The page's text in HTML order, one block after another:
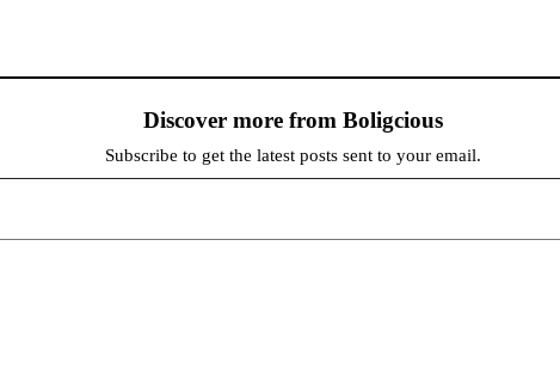
Discover more from Boligcious
Subscribe to get the latest posts sent to your email.